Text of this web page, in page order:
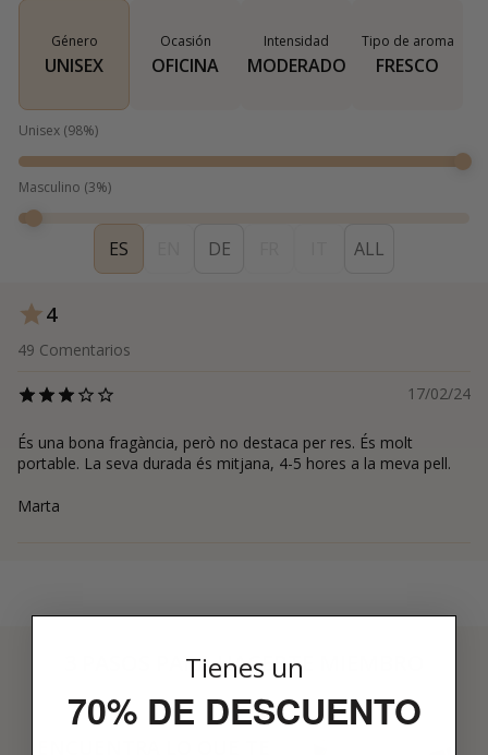
Género
UNISEX
Ocasión
OFICINA
Intensidad
MODERADO
Tipo de aroma
FRESCO
Unisex (98%)
Masculino (3%)
ES DE ALL
4
49 Comentarios
17/02/24
És una bona fragància, però no destaca per res. És molt
portable. La seva durada és mitjana, 4-5 hores a la meva pell.
Marta
3 PASOS PARA HACERTE MIEMBRO
Tienes un
70% DE DESCUENTO